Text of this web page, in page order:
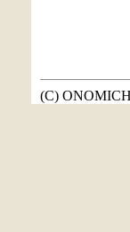
(C)